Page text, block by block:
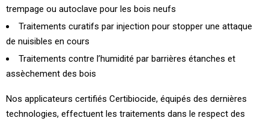
trempage ou autoclave pour les bois neufs
Traitements curatifs par injection pour stopper une attaque
de nuisibles en cours
Traitements contre l’humidité par barrières étanches et
assèchement des bois
Nos applicateurs certifiés Certibiocide, équipés des dernières
technologies, effectuent les traitements dans le respect des